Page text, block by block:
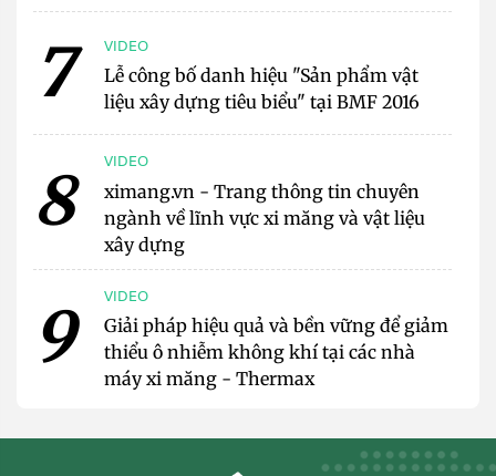
7 VIDEO
Lễ công bố danh hiệu "Sản phẩm vật
liệu xây dựng tiêu biểu" tại BMF 2016
8 VIDEO
ximang.vn - Trang thông tin chuyên
ngành về lĩnh vực xi măng và vật liệu
xây dựng
9 VIDEO
Giải pháp hiệu quả và bền vững để giảm
thiểu ô nhiễm không khí tại các nhà
máy xi măng - Thermax